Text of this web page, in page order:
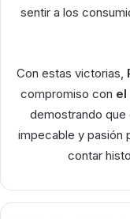
sentir a los
Con estas victorias,
compromiso con el
demostrando que
impecable y pasión
contar